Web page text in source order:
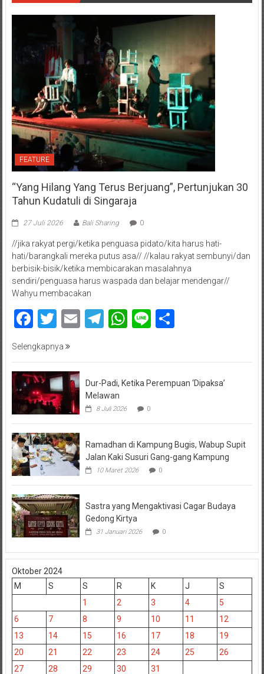
FEATURE
“Yang Hilang Yang Terus Berjuang”, Pertunjukan 30
Tahun Kudatuli di Singaraja
27 Juli 2026 Bali Sharing 0
//jika rakyat pergi/ketika penguasa pidato/kita harus hati-
hati/barangkali mereka putus asa// //kalau rakyat sembunyi/dan
berbisik-bisik/ketika membicarakan masalahnya
sendiri/penguasa harus waspada dan belajar mendengar//
Wahyu membacakan
Facebook
Twitter
EmailTelegram
WhatsApp
LineShare
Selengkapnya
Dur-Padi, Ketika Perempuan ‘Dipaksa’
Melawan
8 Juli 2026 0
Ramadhan di Kampung Bugis, Wabup Supit
Jalan Kaki Susuri Gang-gang Kampung
10 Maret 2026 0
Sastra yang Mengaktivasi Cagar Budaya
Gedong Kirtya
31 Januari 2026 0
Oktober 2024
M
S S R K J
S
1
2 3 4
5
6
7 8 9 10 11
12
13
14 15 16 17 18
19
20
21 22 23 24 25
26
27
28 29 30 31